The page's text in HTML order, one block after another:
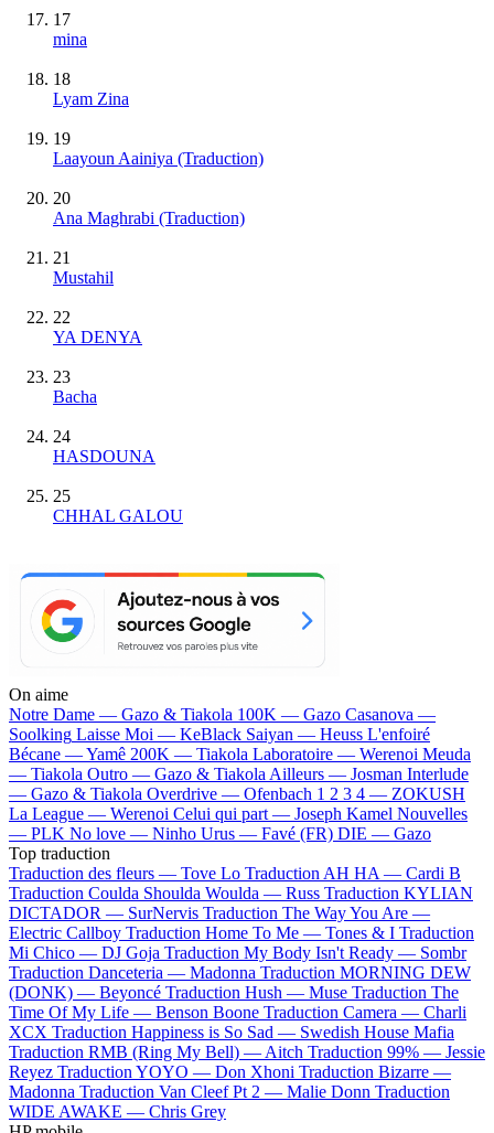
17
mina
18
Lyam Zina
19
Laayoun Aainiya (Traduction)
20
Ana Maghrabi (Traduction)
21
Mustahil
22
YA DENYA
23
Bacha
24
HASDOUNA
25
CHHAL GALOU
On aime
Notre Dame — Gazo & Tiakola 100K — Gazo Casanova —
Soolking Laisse Moi — KeBlack Saiyan — Heuss L'enfoiré
Bécane —Yamê 200K — Tiakola Laboratoire — Werenoi Meuda
— Tiakola Outro — Gazo & Tiakola Ailleurs — Josman Interlude
— Gazo & Tiakola Overdrive — Ofenbach 1 2 3 4 — ZOKUSH
La League — Werenoi Celui qui part — Joseph Kamel Nouvelles
— PLK No love — Ninho Urus — Favé (FR) DIE — Gazo
Top traduction
Traduction des fleurs — Tove Lo Traduction AH HA — Cardi B
Traduction Coulda Shoulda Woulda — Russ Traduction KYLIAN
DICTADOR — SurNervis Traduction The Way You Are —
Electric Callboy Traduction Home To Me — Tones & I Traduction
Mi Chico — DJ Goja Traduction My Body Isn't Ready — Sombr
Traduction Danceteria — Madonna Traduction MORNING DEW
(DONK) — Beyoncé Traduction Hush — Muse Traduction The
Time Of My Life — Benson Boone Traduction Camera — Charli
XCX Traduction Happiness is So Sad — Swedish House Mafia
Traduction RMB (Ring My Bell) — Aitch Traduction 99% — Jessie
Reyez Traduction YOYO — Don Xhoni Traduction Bizarre —
Madonna Traduction Van Cleef Pt 2 — Malie Donn Traduction
WIDE AWAKE — Chris Grey